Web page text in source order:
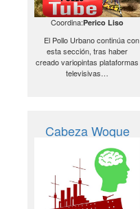
Coordina:Perico Liso
El Pollo Urbano continúa con
esta sección, tras haber
creado variopintas plataformas
televisivas…
Cabeza Woque